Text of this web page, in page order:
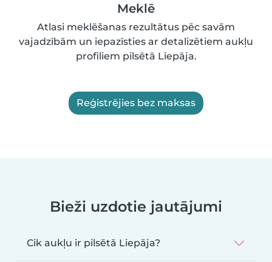
Meklē
Atlasi meklēšanas rezultātus pēc savām
vajadzībām un iepazīsties ar detalizētiem aukļu
profiliem pilsētā Liepāja.
Reģistrējies bez maksas
Bieži uzdotie jautājumi
Cik aukļu ir pilsētā Liepāja?